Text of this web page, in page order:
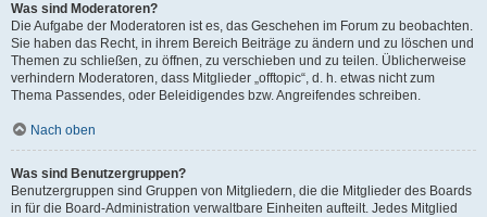
Was sind Moderatoren?
Die Aufgabe der Moderatoren ist es, das Geschehen im Forum zu beobachten.
Sie haben das Recht, in ihrem Bereich Beiträge zu ändern und zu löschen und
Themen zu schließen, zu öffnen, zu verschieben und zu teilen. Üblicherweise
verhindern Moderatoren, dass Mitglieder „offtopic“, d. h. etwas nicht zum
Thema Passendes, oder Beleidigendes bzw. Angreifendes schreiben.
Nach oben
Was sind Benutzergruppen?
Benutzergruppen sind Gruppen von Mitgliedern, die die Mitglieder des Boards
in für die Board-Administration verwaltbare Einheiten aufteilt. Jedes Mitglied